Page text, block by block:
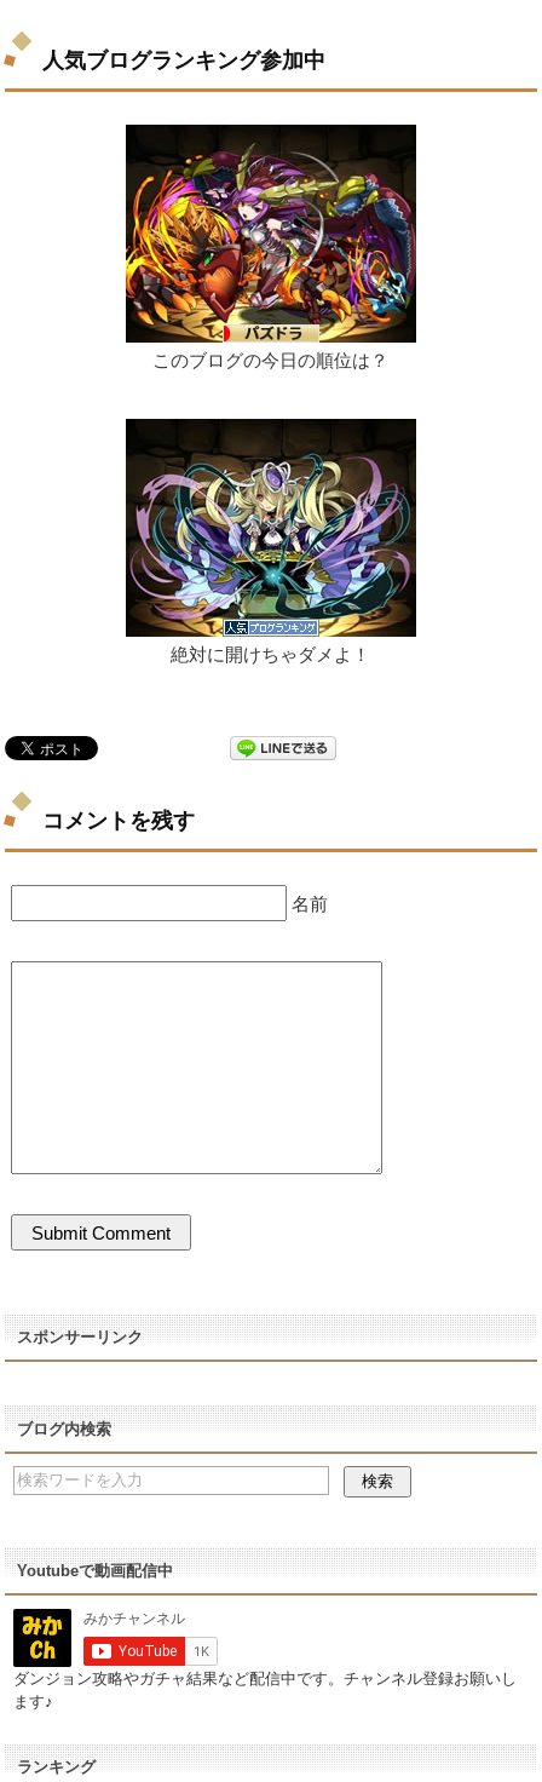
人気ブログランキング参加中
このブログの今日の順位は？
絶対に開けちゃダメよ！
コメントを残す
名前
スポンサーリンク
ブログ内検索
Youtubeで動画配信中
ダンジョン攻略やガチャ結果など配信中です。チャンネル登録お願いし
ます♪
ランキング